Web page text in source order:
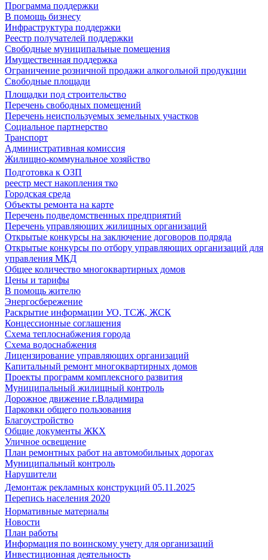
Программа поддержки
В помощь бизнесу
Инфраструктура поддержки
Реестр получателей поддержки
Свободные муниципальные помещения
Имущественная поддержка
Ограничение розничной продажи алкогольной продукции
Свободные площади
Площадки под строительство
Перечень свободных помещений
Перечень неиспользуемых земельных участков
Социальное партнерство
Транспорт
Административная комиссия
Жилищно-коммунальное хозяйство
Подготовка к ОЗП
реестр мест накопления тко
Городская среда
Объекты ремонта на карте
Перечень подведомственных предприятий
Перечень управляющих жилищных организаций
Открытые конкурсы на заключение договоров подряда
Открытые конкурсы по отбору управляющих организаций для
управления МКД
Общее количество многоквартирных домов
Цены и тарифы
В помощь жителю
Энергосбережение
Раскрытие информации УО, ТСЖ, ЖСК
Концессионные соглашения
Схема теплоснабжения города
Схема водоснабжения
Лицензирование управляющих организаций
Капитальный ремонт многоквартирных домов
Проекты программ комплексного развития
Муниципальный жилищный контроль
Дорожное движение г.Владимира
Парковки общего пользования
Благоустройство
Общие документы ЖКХ
Уличное освещение
План ремонтных работ на автомобильных дорогах
Муниципальный контроль
Нарушители
Демонтаж рекламных конструкций 05.11.2025
Перепись населения 2020
Нормативные материалы
Новости
План работы
Информация по воинскому учету для организаций
Инвестиционная деятельность